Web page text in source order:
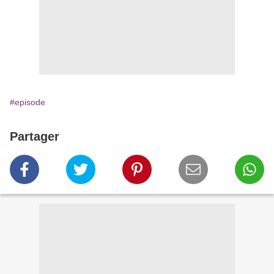
#episode
Partager